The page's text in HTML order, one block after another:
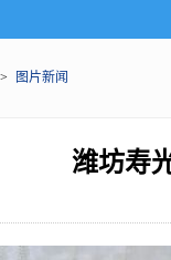
> 图片新闻
潍坊寿